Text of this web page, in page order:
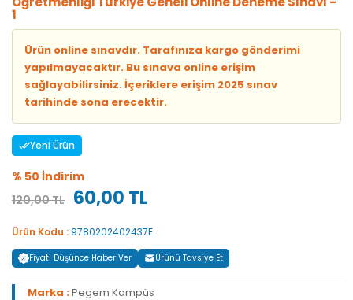
1
Ürün online sınavdır. Tarafınıza kargo gönderimi
yapılmayacaktır. Bu sınava online erişim
sağlayabilirsiniz. İçeriklere erişim 2025 sınav
tarihinde sona erecektir.
Yeni Ürün
% 50 İndirim
120,00 TL 60,00 TL
Ürün Kodu : 9780202402437E
Fiyatı Düşünce Haber Ver Ürünü Tavsiye Et
Marka :Pegem Kampüs